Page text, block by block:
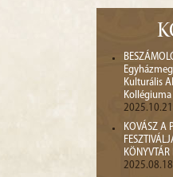
Kulturális
KOVÁSZ A